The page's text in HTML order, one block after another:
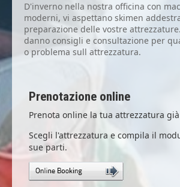
D'inverno nella nostra officina con
moderni, vi aspettano skimen
preparazione delle vostre
danno consigli e consultazione per
o problema sull attrezzatura.
Prenotazione online
Prenota online la tua attrezzatura
Scegli l'attrezzatura e compila il
sue parti.